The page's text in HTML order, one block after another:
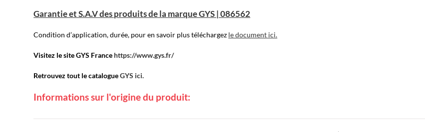
Garantie et S.A.V des produits de la marque GYS | 086562
Condition d’application, durée, pour en savoir plus téléchargez le document ici.
Visitez le site GYS France https://www.gys.fr/
Retrouvez tout le catalogueGYS ici.
Informations sur l'origine du produit: